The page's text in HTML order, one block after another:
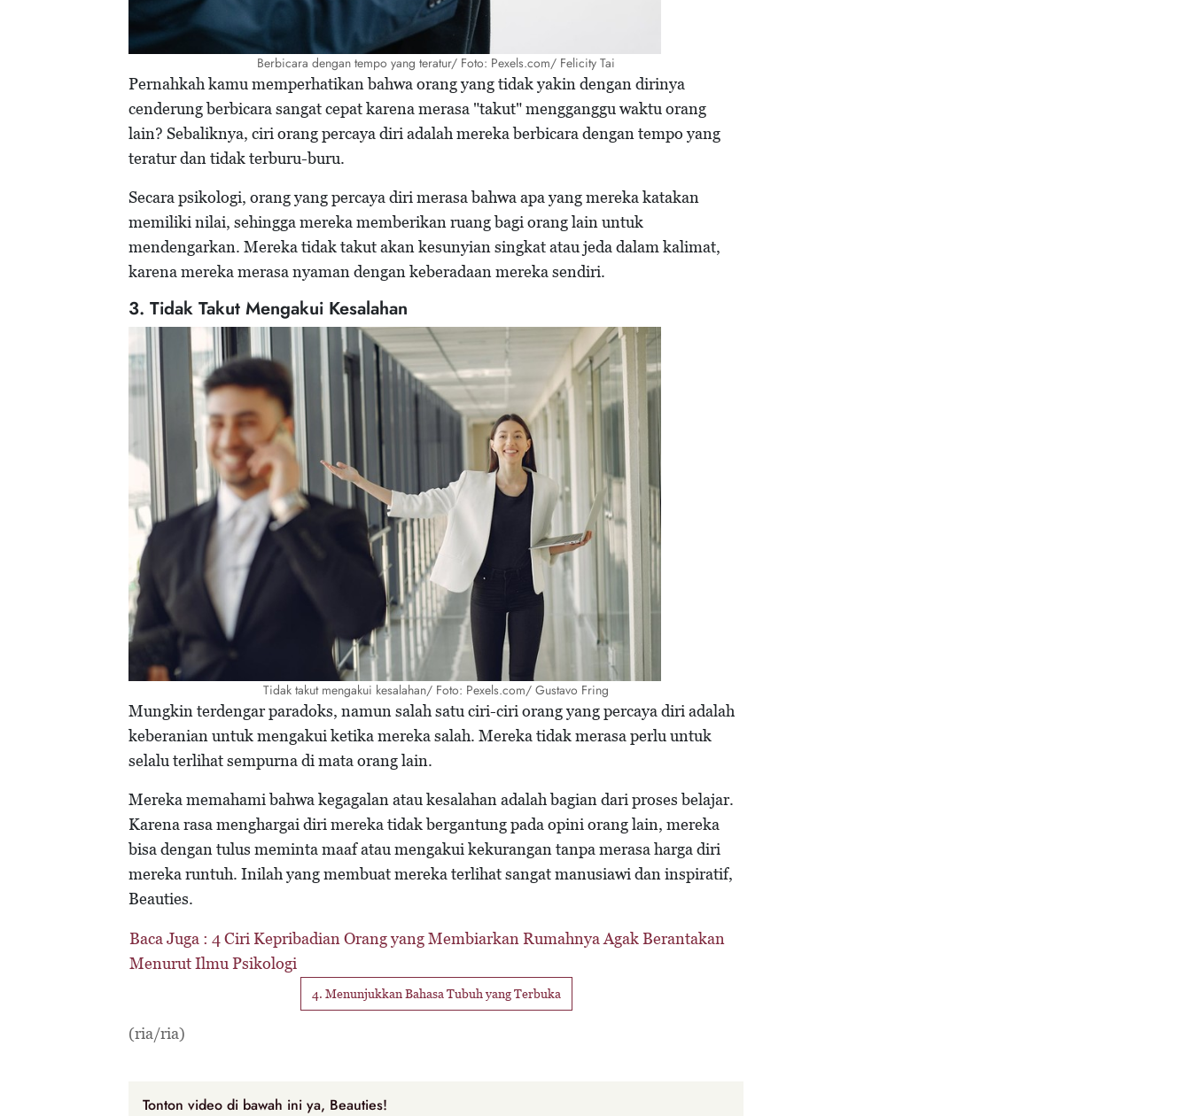
Berbicara dengan tempo yang teratur/ Foto: Pexels.com/ Felicity Tai
Pernahkah kamu memperhatikan bahwa orang yang tidak yakin dengan dirinya
cenderung berbicara sangat cepat karena merasa "takut" mengganggu waktu orang
lain? Sebaliknya, ciri orang percaya diri adalah mereka berbicara dengan tempo yang
teratur dan tidak terburu-buru.
Secara psikologi, orang yang percaya diri merasa bahwa apa yang mereka katakan
memiliki nilai, sehingga mereka memberikan ruang bagi orang lain untuk
mendengarkan. Mereka tidak takut akan kesunyian singkat atau jeda dalam kalimat,
karena mereka merasa nyaman dengan keberadaan mereka sendiri.
3. Tidak Takut Mengakui Kesalahan
Tidak takut mengakui kesalahan/ Foto: Pexels.com/ Gustavo Fring
Mungkin terdengar paradoks, namun salah satu ciri-ciri orang yang percaya diri adalah
keberanian untuk mengakui ketika mereka salah. Mereka tidak merasa perlu untuk
selalu terlihat sempurna di mata orang lain.
Mereka memahami bahwa kegagalan atau kesalahan adalah bagian dari proses belajar.
Karena rasa menghargai diri mereka tidak bergantung pada opini orang lain, mereka
bisa dengan tulus meminta maaf atau mengakui kekurangan tanpa merasa harga diri
mereka runtuh. Inilah yang membuat mereka terlihat sangat manusiawi dan inspiratif,
Beauties.
Baca Juga : 4 Ciri Kepribadian Orang yang Membiarkan Rumahnya Agak Berantakan
Menurut Ilmu Psikologi
4. Menunjukkan Bahasa Tubuh yang Terbuka
(ria/ria)
Tonton video di bawah ini ya, Beauties!